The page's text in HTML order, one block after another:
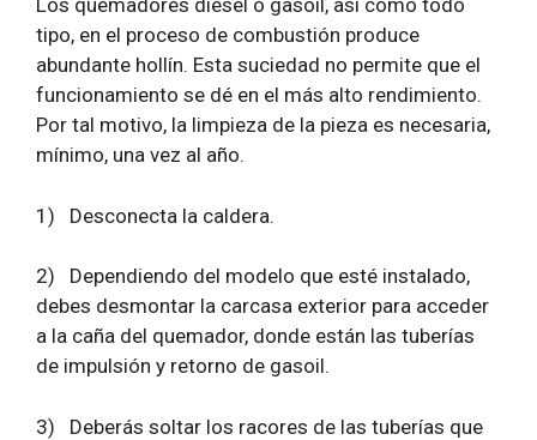
Los quemadores diésel o gasoil, así como todo
tipo, en el proceso de combustión produce
abundante hollín. Esta suciedad no permite que el
funcionamiento se dé en el más alto rendimiento.
Por tal motivo, la limpieza de la pieza es necesaria,
mínimo, una vez al año.
1) Desconecta la caldera.
2)
Dependiendo del modelo que esté instalado,
debes desmontar la carcasa exterior para acceder
a la caña del quemador, donde están las tuberías
de impulsión y retorno de gasoil.
3)
Deberás soltar los racores de las tuberías que